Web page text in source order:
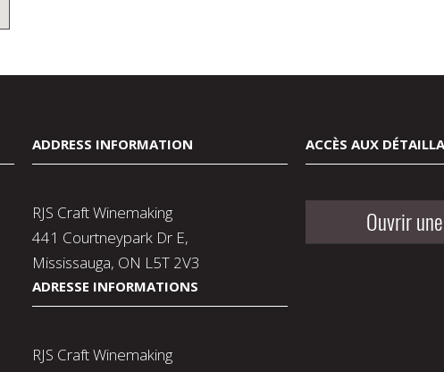
ADDRESS INFORMATION
RJS Craft Winemaking
441 Courtneypark Dr E,
Mississauga, ON L5T 2V3
ADRESSE INFORMATIONS
RJS Craft Winemaking
ACCÈS AUX
Ouvrir